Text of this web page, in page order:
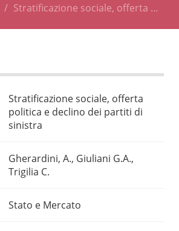
Stratificazione sociale, offerta …
Stratificazione sociale, offerta
politica e declino dei partiti di
sinistra
Gherardini, A., Giuliani G.A.,
Trigilia C.
Stato e Mercato